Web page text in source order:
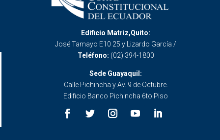
Edificio Matriz,Quito:
José Tamayo E10 25 y Lizardo García /
Teléfono: (02) 394-1800
Sede Guayaquil:
Calle Pichincha y Av. 9 de Octubre.
Edificio Banco Pichincha 6to Piso